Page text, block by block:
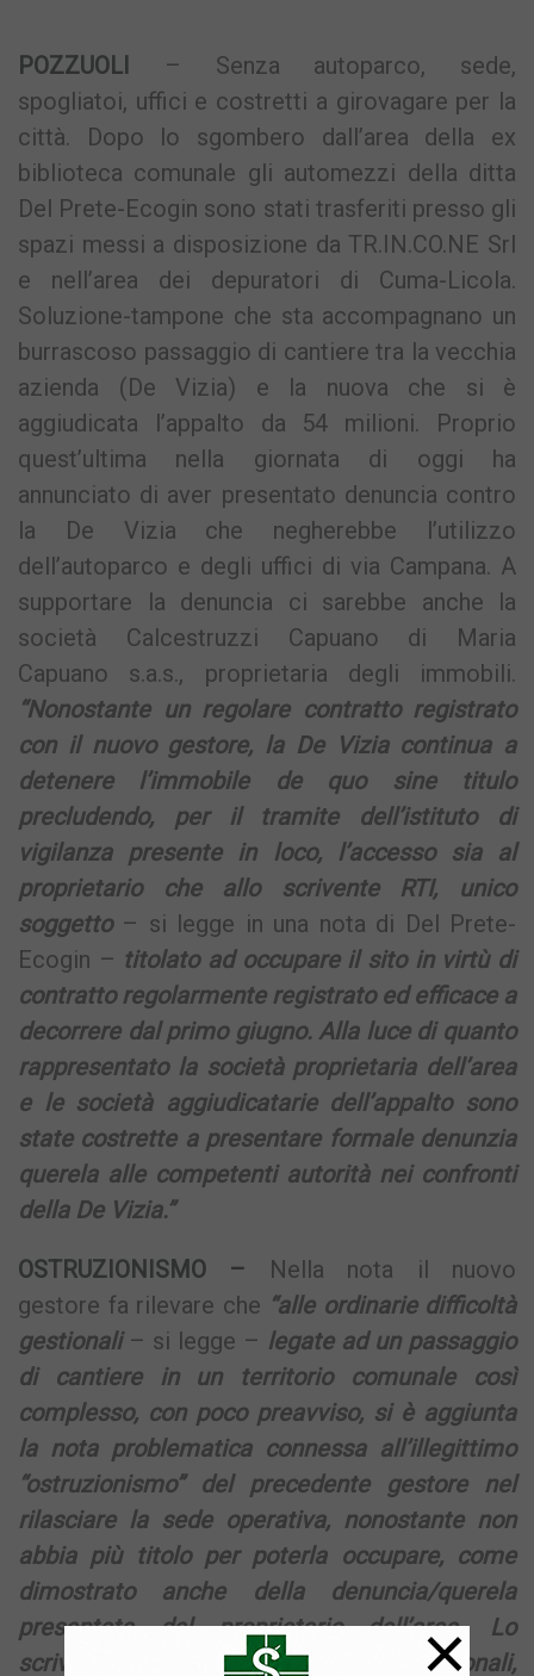
POZZUOLI
– Senza autoparco, sede,
spogliatoi, uffici e costretti a girovagare per la
città. Dopo lo sgombero dall’area della ex
biblioteca comunale gli automezzi della ditta
Del Prete-Ecogin sono stati trasferiti presso gli
spazi messi a disposizione da TR.IN.CO.NE Srl
e nell’area dei depuratori di Cuma-Licola.
Soluzione-tampone che sta accompagnano un
burrascoso passaggio di cantiere tra la vecchia
azienda (De Vizia) e la nuova che si è
aggiudicata l’appalto da 54 milioni. Proprio
quest’ultima nella giornata di oggi ha
annunciato di aver presentato denuncia contro
la De Vizia che negherebbe l’utilizzo
dell’autoparco e degli uffici di via Campana. A
supportare la denuncia ci sarebbe anche la
società Calcestruzzi Capuano di Maria
Capuano s.a.s., proprietaria degli immobili.
“Nonostante un regolare contratto registrato
con il nuovo gestore, la De Vizia continua a
detenere l’immobile de quo sine titulo
precludendo, per il tramite dell’istituto di
vigilanza presente in loco, l’accesso sia al
proprietario che allo scrivente RTI, unico
soggetto– si legge in una nota di Del Prete-
Ecogin – titolato ad occupare il sito in virtù di
contratto regolarmente registrato ed efficace a
decorrere dal primo giugno. Alla luce di quanto
rappresentato la società proprietaria dell’area
e le società aggiudicatarie dell’appalto sono
state costrette a presentare formale denunzia
querela alle competenti autorità nei confronti
della De Vizia.”
OSTRUZIONISMO – Nella nota il nuovo
gestore fa rilevare che “alle ordinarie difficoltà
gestionali – si legge – legate ad un passaggio
di cantiere in un territorio comunale così
complesso, con poco preavviso, si è aggiunta
la nota problematica connessa all’illegittimo
“ostruzionismo” del precedente gestore nel
rilasciare la sede operativa, nonostante non
abbia più titolo per poterla occupare, come
dimostrato anche della denuncia/querela
presentata dal proprietario dell’area. Lo
scrivente RTI, con enormi difficoltà gestionali,
×